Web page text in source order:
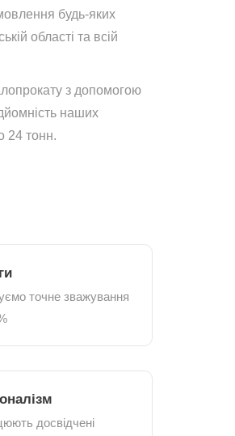
будь-яких
області та всій
з допомогою
наших
24 тонн.
точне зважування
досвідчені